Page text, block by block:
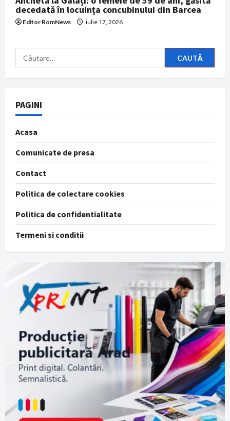
decedată în locuința concubinului din Barcea
Editor RomNews iulie 17, 2026
Caută
după:
PAGINI
Acasa
Comunicate de presa
Contact
Politica de colectare cookies
Politica de confidentialitate
Termeni si conditii